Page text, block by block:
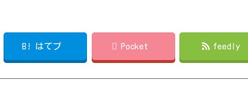
B! はてブ Pocket feedly